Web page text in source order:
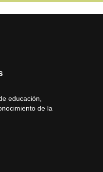
educación,
de la